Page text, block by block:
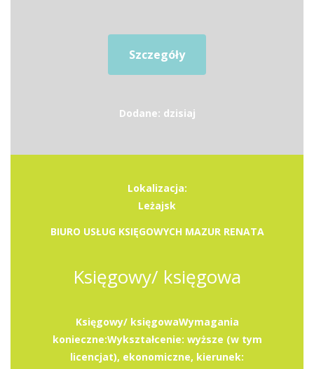
Szczegóły
Dodane: dzisiaj
Lokalizacja:
Leżajsk
BIURO USŁUG KSIĘGOWYCH MAZUR RENATA
Księgowy/ księgowa
Księgowy/ księgowaWymagania
konieczne:Wykształcenie: wyższe (w tym
licencjat), ekonomiczne, kierunek: